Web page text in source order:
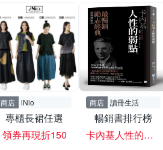
商店 iNio
專櫃長裙任選
領券再現折150
商店 讀冊生活
暢銷書排行榜
卡內基人性的弱點